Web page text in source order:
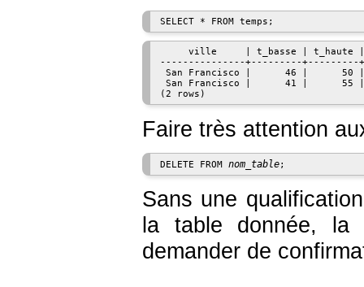
ville     | t_basse | t_haute
---------------+---------+---------
San Francisco |      46 |      50 |
San Francisco |      41 |      55 |
Faire très attention
DELETE FROM nom_table
Sans une
la table donnée,
demander de